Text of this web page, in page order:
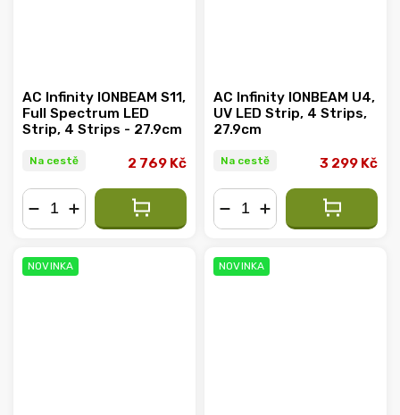
AC Infinity IONBEAM S11,
Full Spectrum LED
Strip, 4 Strips - 27.9cm
Na cestě 2 769 Kč
AC Infinity IONBEAM U4,
UV LED Strip, 4 Strips,
27.9cm
Na cestě 3 299 Kč
NOVINKA NOVINKA